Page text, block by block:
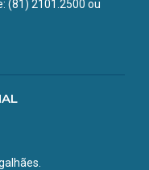
(81) 2101.2500 ou